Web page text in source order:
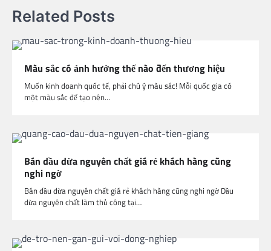
Related Posts
Màu sắc có ảnh hưởng thế nào đến thương hiệu
Muốn kinh doanh quốc tế, phải chú ý màu sắc! Mỗi quốc gia có
một màu sắc để tạo nên…
Bán dầu dừa nguyên chất giá rẻ khách hàng cũng
nghi ngờ
Bán dầu dừa nguyên chất giá rẻ khách hàng cũng nghi ngờ Dầu
dừa nguyên chất làm thủ công tại…